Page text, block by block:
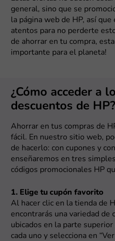
general, sino que se
la página web de HP, así
atentos para no perderte
de ahorrar en tu compra,
importante para el planeta!
¿Cómo acceder a
descuentos de HP?
Ahorrar en tus compras de
fácil. En nuestro sitio web,
de hacerlo: con cupones y
enseñaremos en tres
códigos promocionales HP
1. Elige tu cupón favorito
Al hacer clic en la tienda de
encontrarás una variedad de
ubicados en la parte
cada uno y selecciona en